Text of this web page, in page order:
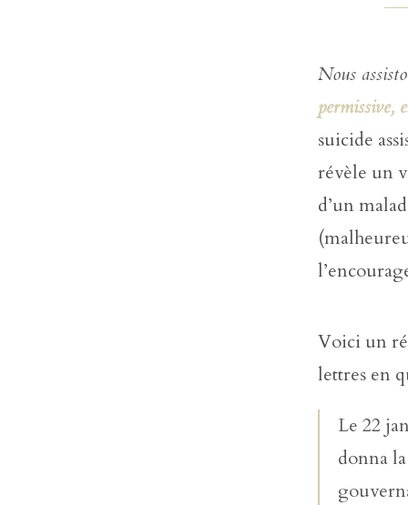
Nous
permissive,
suicide
révèle un
d’un
Voici un
lettres en
Le 22
donna